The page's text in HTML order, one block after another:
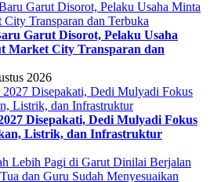
Garut Disorot, Pelaku Usaha
Market City Transparan dan
2026
Disepakati, Dedi Mulyadi Fokus
Listrik, dan Infrastruktur